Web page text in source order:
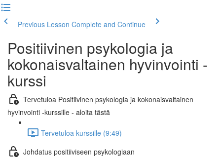
Previous Lesson Complete and Continue
Positiivinen psykologia ja
kokonaisvaltainen hyvinvointi -
kurssi
Tervetuloa Positiivinen psykologia ja kokonaisvaltainen
hyvinvointi -kurssille - aloita tästä
Tervetuloa kurssille (9:49)
Johdatus positiiviseen psykologiaan